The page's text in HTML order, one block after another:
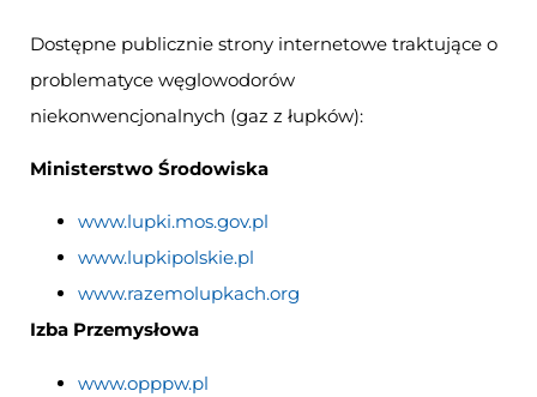
Dostępne publicznie strony internetowe traktujące o
problematyce węglowodorów
niekonwencjonalnych (gaz z łupków):
Ministerstwo Środowiska
www.lupki.mos.gov.pl
www.lupkipolskie.pl
www.razemolupkach.org
Izba Przemysłowa
www.opppw.pl